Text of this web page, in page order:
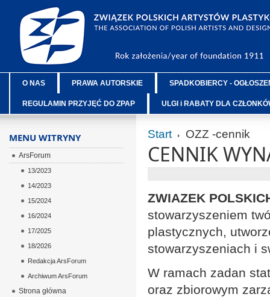
O NAS PRAWA AUTORSKIE SPADKOBIERCY -
REGULAMIN PRZYJĘĆ DO ZPAP ULGI i RABATY DLA
Start OZZ -cennik
CENNIK
ZWIAZEK
stowarzyszeniem
plastycznych,
stowarzyszeniach i
W ramach zadan
oraz zbiorowym
MENU WITRYNY
ArsForum
13/2023
14/2023
15/2024
16/2024
17/2025
18/2026
Redakcja ArsForum
Archiwum ArsForum
Strona główna